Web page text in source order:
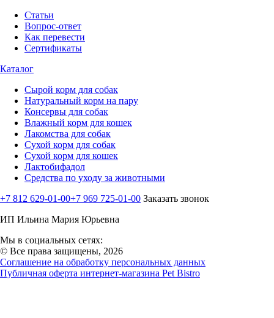
Статьи
Вопрос-ответ
Как перевести
Сертификаты
Каталог
Сырой корм для собак
Натуральный корм на пару
Консервы для собак
Влажный корм для кошек
Лакомства для собак
Сухой корм для собак
Сухой корм для кошек
Лактобифадол
Средства по уходу за животными
+7 812 629-01-00+7 969 725-01-00 Заказать звонок
ИП Ильина Мария Юрьевна
Мы в социальных сетях:
© Все права защищены, 2026
Соглашение на обработку персональных данных
Публичная оферта интернет-магазина Pet Bistro